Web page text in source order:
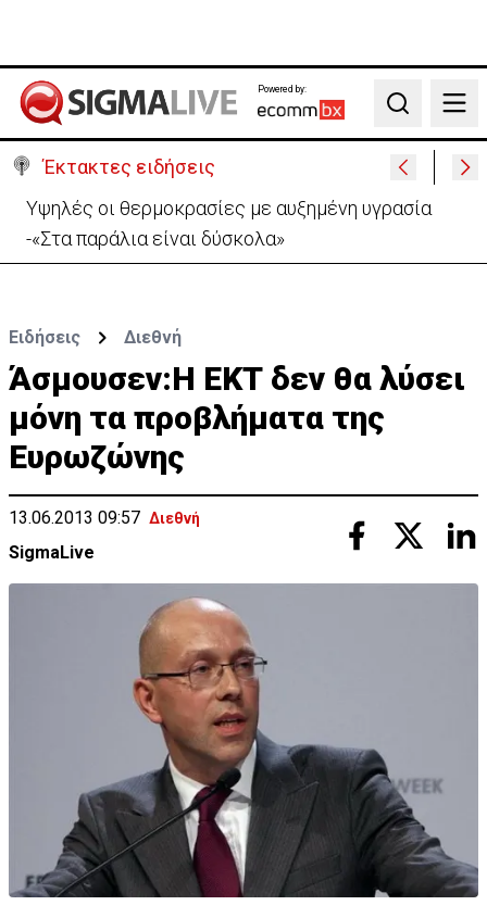
Powered by:
Search
Έκτακτες ειδήσεις
Υψηλές οι θερμοκρασίες με αυξημένη υγρασία
-«Στα παράλια είναι δύσκολα»
Ειδήσεις Διεθνή
Άσμουσεν:Η ΕΚΤ δεν θα λύσει
μόνη τα προβλήματα της
Ευρωζώνης
13.06.2013 09:57 Διεθνή
SigmaLive